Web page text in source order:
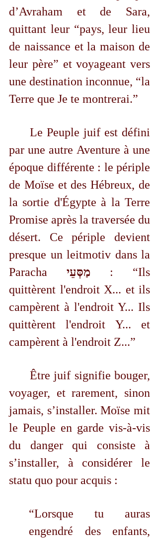
d’Avraham et de Sara,
quittant leur “pays, leur lieu
de naissance et la maison de
leur père” et voyageant vers
une destination inconnue, “la
Terre que Je te montrerai.”
par une autre Aventure à une
époque différente : le périple
de Moïse et des Hébreux, de
la sortie d'Égypte à la Terre
Promise après la traversée du
désert. Ce périple devient
presque un leitmotiv dans la
Paracha
: “Ils
quittèrent l'endroit X... et ils
campèrent à l'endroit Y... Ils
quittèrent l'endroit Y... et
campèrent à l'endroit Z...”
voyager, et rarement, sinon
jamais, s’installer. Moïse mit
le Peuple en garde vis-à-vis
du danger qui consiste à
s’installer, à considérer le
statu quo pour acquis :
“Lorsque tu auras
engendré des enfants,